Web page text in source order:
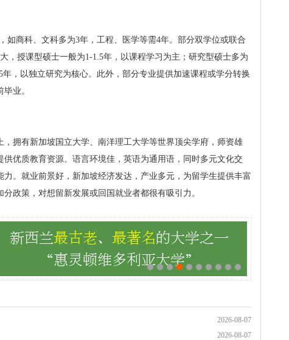
如商科、文科多为3年，工程、医学等需4年。部分双学位或联合
，授课型硕士一般为1-1.5年，以课程学习为主；研究型硕士多为
，以独立研究为核心。此外，部分专业提供加速课程或学分转换
业。
拥有新加坡国立大学、南洋理工大学等世界顶尖学府，师资雄
优质教育资源。语言环境佳，英语为通用语，同时多元文化交
。就业前景好，新加坡经济发达，产业多元，为留学生提供丰富
政策，对想留新发展或回国就业者都很有吸引力。
2026-08-07
2026-08-07